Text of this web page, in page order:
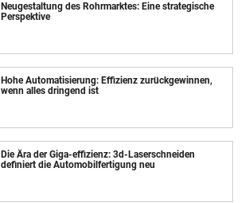
Neugestaltung des Rohrmarktes: Eine strategische
Perspektive
Hohe Automatisierung: Effizienz zurückgewinnen,
wenn alles dringend ist
Die Ära der Giga-effizienz: 3d-Laserschneiden
definiert die Automobilfertigung neu